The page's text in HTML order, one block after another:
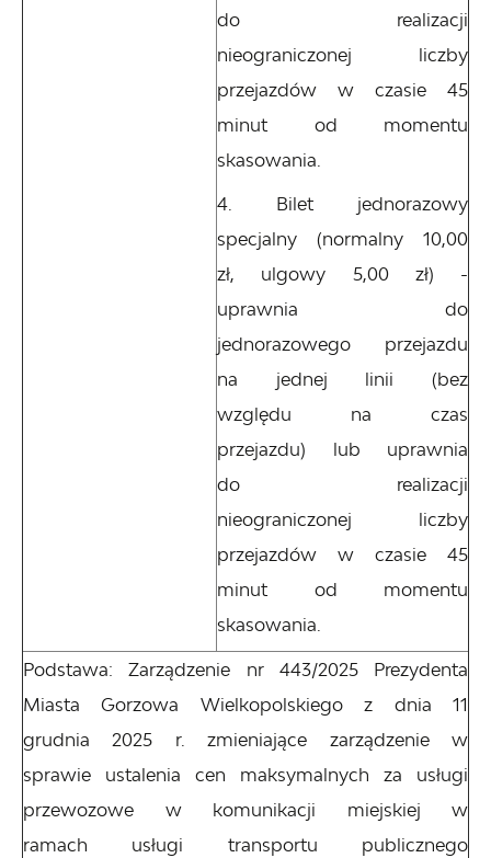
do realizacji
nieograniczonej liczby
przejazdów w czasie 45
minut od momentu
skasowania.
Bilet jednorazowy
specjalny (normalny 10,00
zł, ulgowy 5,00 zł) -
uprawnia do
jednorazowego przejazdu
na jednej linii (bez
względu na czas
przejazdu) lub uprawnia
do realizacji
nieograniczonej liczby
przejazdów w czasie 45
minut od momentu
skasowania.
Podstawa: Zarządzenie nr 443/2025 Prezydenta
Miasta Gorzowa Wielkopolskiego z dnia 11
grudnia 2025 r. zmieniające zarządzenie w
sprawie ustalenia cen maksymalnych za usługi
przewozowe w komunikacji miejskiej w
ramach usługi transportu publicznego